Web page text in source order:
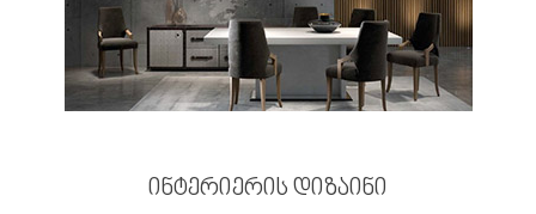
ინტერიერის დიზაინი